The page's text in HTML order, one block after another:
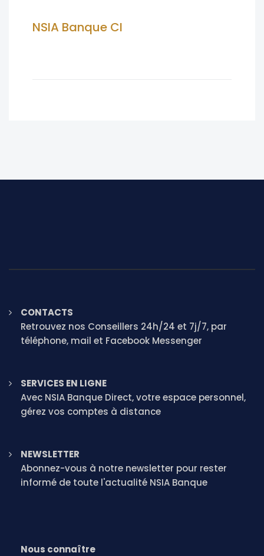
NSIA Banque CI
CONTACTS
Retrouvez nos Conseillers 24h/24 et 7j/7, par
téléphone, mail et Facebook Messenger
SERVICES EN LIGNE
Avec NSIA Banque Direct, votre espace personnel,
gérez vos comptes à distance
NEWSLETTER
Abonnez-vous à notre newsletter pour rester
informé de toute l'actualité NSIA Banque
Nous connaître